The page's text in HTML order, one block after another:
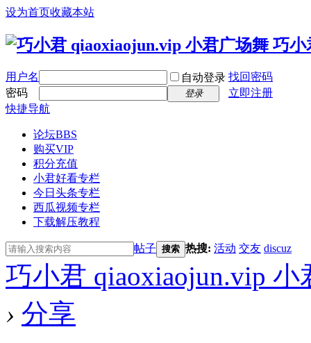
设为首页收藏本站
用户名 自动登录 找回密码
密码
登录
立即注册
快捷导航
论坛BBS
购买VIP
积分充值
小君好看专栏
今日头条专栏
西瓜视频专栏
下载解压教程
帖子 搜索 热搜: 活动 交友 discuz
巧小君 qiaoxiaojun.vip
› 分享